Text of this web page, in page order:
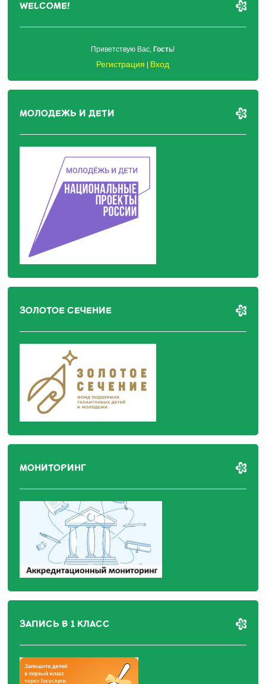
WELCOME!
Приветствую Вас, Гость!
Регистрация Вход
МОЛОДЕЖЬ И ДЕТИ
ЗОЛОТОЕ СЕЧЕНИЕ
МОНИТОРИНГ
ЗАПИСЬ В 1 КЛАСС